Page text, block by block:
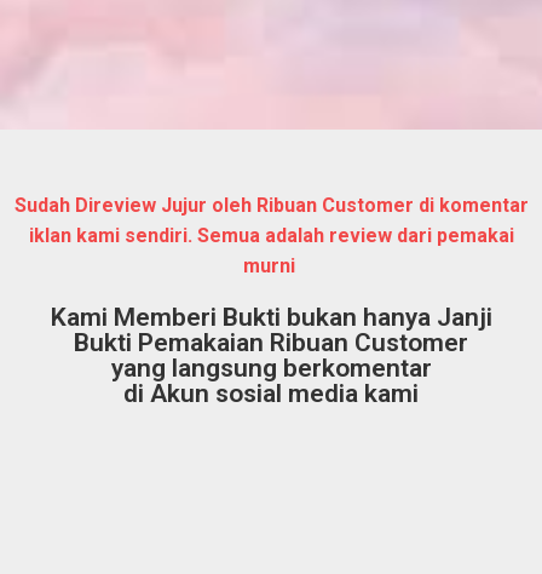
Sudah Direview Jujur oleh Ribuan Customer di komentar
iklan kami sendiri. Semua adalah review dari pemakai
murni
Kami Memberi Bukti bukan hanya Janji
Bukti Pemakaian Ribuan Customer
yang langsung berkomentar
di Akun sosial media kami